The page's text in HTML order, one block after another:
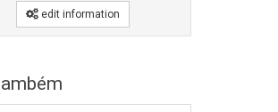
edit information